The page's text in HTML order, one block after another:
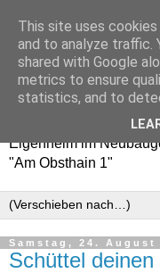
Erlenhof
Baublog /
Eigenheim im
"Am Obsthain 1"
Samstag, 24. August
Schüttel deinen
This site uses
and to analyze traffic.
shared with Google
metrics to ensure
statistics, and to